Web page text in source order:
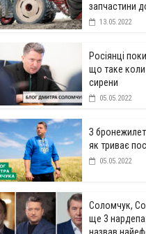
запчастини
13.05.2022
Росіянці
що таке
сирени
05.05.2022
З
як триває
05.05.2022
Соломчук,
ще 3